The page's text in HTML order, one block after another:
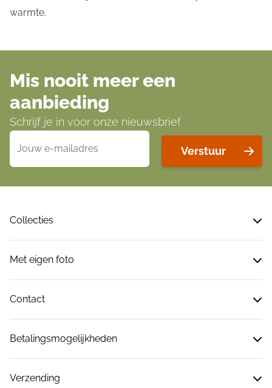
warmte.
Mis nooit meer een
aanbieding
Schrijf je in voor onze nieuwsbrief
E-mailadres
Verstuur
Collecties
Met eigen foto
Contact
Betalingsmogelijkheden
Verzending